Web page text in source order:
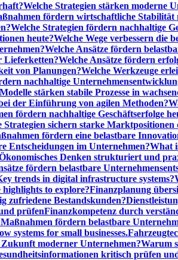
Welche Strategien stärken moderne
fördern wirtschaftliche Stabilität
Welche Strategien fördern nachhaltige
heute?Welche Wege verbessern die
Welche Ansätze fördern
Lieferketten?Welche Ansätze fördern
von Planungen?Welche Werkzeuge
nachhaltige
stärken stabile Prozesse in
der Einführung von agilen Methoden?
fördern nachhaltige Geschäftserfolge
Strategien sichern starke Marktpositionen
fördern eine belastbare
Entscheidungen im Unternehmen?What
Denken strukturiert und
fördern belastbare
trends in digital infrastructure systems?
highlights to explore?Finanzplanung
zufriedene Bestandskunden?
prüfenFinanzkompetenz durch
fördern belastbare
systems for small businesses.
moderner Unternehmen?Warum
kritisch prüfen